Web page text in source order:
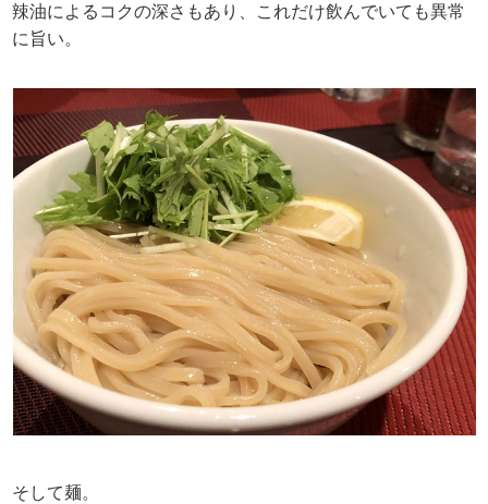
辣油によるコクの深さもあり、これだけ飲んでいても異常
に旨い。
そして麺。